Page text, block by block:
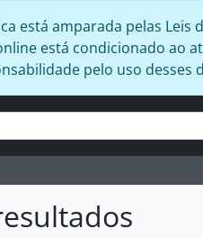
amparada pelas Leis
está condicionado ao
pelo uso desses